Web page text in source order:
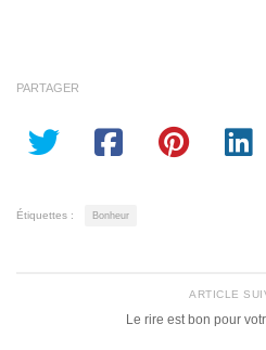
PARTAGER
Étiquettes : Bonheur
ARTICLE
Le rire est bon pour